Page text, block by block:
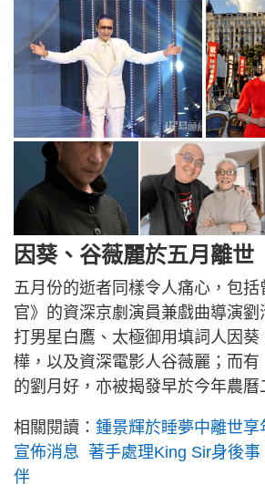
因葵、谷薇麗於五月離世
五月份的逝者同樣令人痛心，包
官》的資深京劇演員兼戲曲導演
打男星白鷹、太極御用填詞人因葵
樺，以及資深電影人谷薇麗；而
的劉月好，亦被揭發早於今年農曆
相關閱讀： 鍾景輝於睡夢中離世
宣佈消息 著手處理King Sir身後
伴